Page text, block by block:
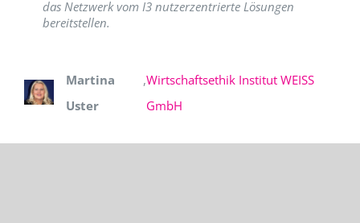
das Netzwerk vom I3 nutzerzentrierte Lösungen
bereitstellen.
Martina
Uster
,Wirtschaftsethik Institut WEISS
GmbH